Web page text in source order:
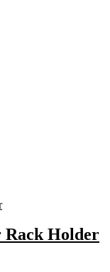
Rack Holder